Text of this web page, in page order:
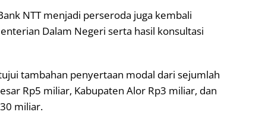
NTT menjadi perseroda juga kembali
Dalam Negeri serta hasil konsultasi
tambahan penyertaan modal dari sejumlah
Rp5 miliar, Kabupaten Alor Rp3 miliar, dan
miliar.